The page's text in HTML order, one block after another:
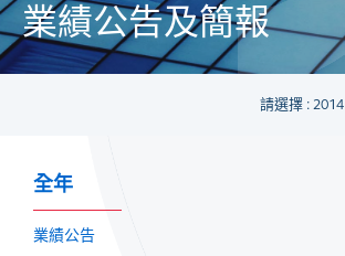
業績公告及簡報
請選擇 : 2014
全年
業績公告